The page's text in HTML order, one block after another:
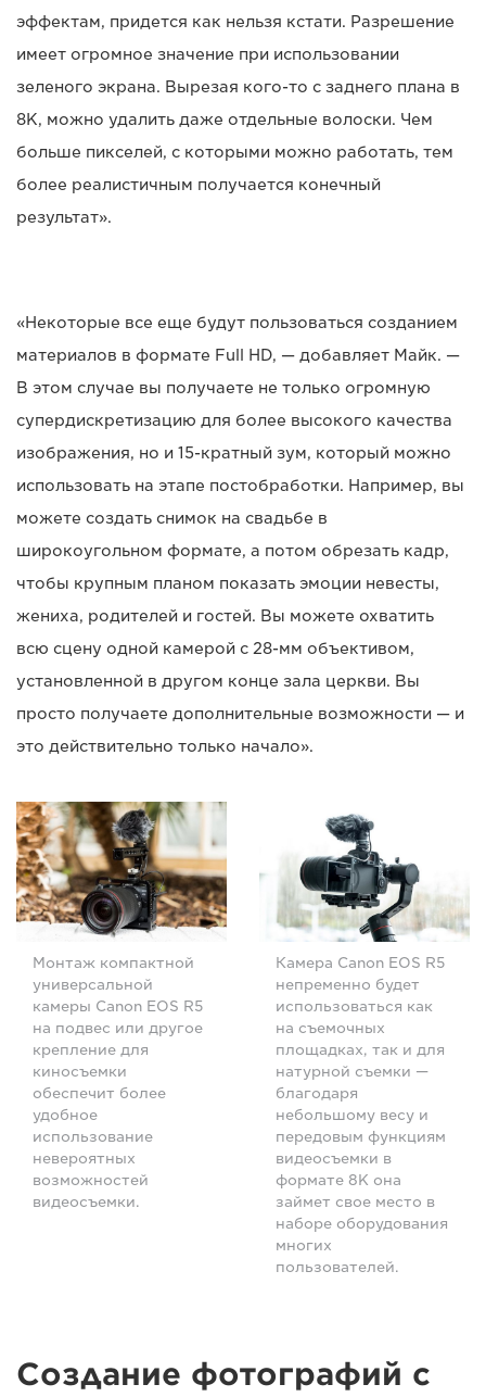
эффектам, придется как нельзя кстати. Разрешение
имеет огромное значение при использовании
зеленого экрана. Вырезая кого-то с заднего плана в
8K, можно удалить даже отдельные волоски. Чем
больше пикселей, с которыми можно работать, тем
более реалистичным получается конечный
результат».
«Некоторые все еще будут пользоваться созданием
материалов в формате Full HD, — добавляет Майк. —
В этом случае вы получаете не только огромную
супердискретизацию для более высокого качества
изображения, но и 15-кратный зум, который можно
использовать на этапе постобработки. Например, вы
можете создать снимок на свадьбе в
широкоугольном формате, а потом обрезать кадр,
чтобы крупным планом показать эмоции невесты,
жениха, родителей и гостей. Вы можете охватить
всю сцену одной камерой с 28-мм объективом,
установленной в другом конце зала церкви. Вы
просто получаете дополнительные возможности — и
это действительно только начало».
Монтаж компактной
универсальной
камеры Canon EOS R5
на подвес или другое
крепление для
киносъемки
обеспечит более
удобное
использование
невероятных
возможностей
видеосъемки.
Камера Canon EOS R5
непременно будет
использоваться как
на съемочных
площадках, так и для
натурной съемки —
благодаря
небольшому весу и
передовым функциям
видеосъемки в
формате 8K она
займет свое место в
наборе оборудования
многих
пользователей.
Создание фотографий с